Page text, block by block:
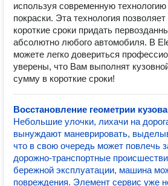
используя современную
покраски. Эта технология
короткие сроки придать
абсолютно любого автомобиля. В
можете легко довериться
уверены, что Вам выполнят
сумму в короткие сроки!
Восстановление геометрии
Небольшие улочки, лихачи на
вынуждают маневрировать,
что в свою очередь может повлечь
дорожно-транспортные
бережной эксплуатации, машина
повреждения. Элемент сервис уже